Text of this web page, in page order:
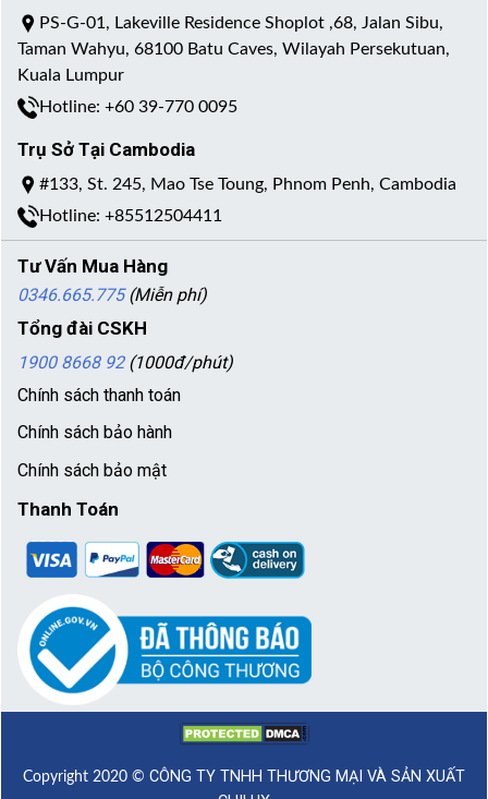
PS-G-01, Lakeville Residence Shoplot ,68, Jalan Sibu,
Taman Wahyu, 68100 Batu Caves, Wilayah Persekutuan,
Kuala Lumpur
Hotline: +60 39-770 0095
Trụ Sở Tại Cambodia
#133, St. 245, Mao Tse Toung, Phnom Penh, Cambodia
Hotline: +85512504411
Tư Vấn Mua Hàng
0346.665.775 (Miễn phí)
Tổng đài CSKH
1900 8668 92 (1000đ/phút)
Chính sách thanh toán
Chính sách bảo hành
Chính sách bảo mật
Thanh Toán
Copyright 2020 © CÔNG TY TNHH THƯƠNG MẠI VÀ SẢN XUẤT